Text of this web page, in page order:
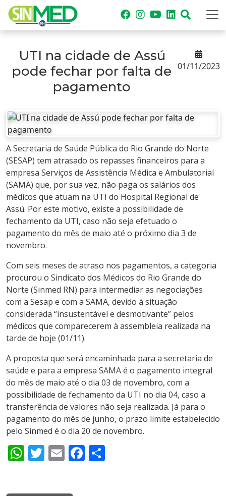
UTI na cidade de Assú
pode fechar por falta de
pagamento
01/11/2023
A Secretaria de Saúde Pública do Rio Grande do Norte
(SESAP) tem atrasado os repasses financeiros para a
empresa Serviços de Assistência Médica e Ambulatorial
(SAMA) que, por sua vez, não paga os salários dos
médicos que atuam na UTI do Hospital Regional de
Assú. Por este motivo, existe a possibilidade de
fechamento da UTI, caso não seja efetuado o
pagamento do mês de maio até o próximo dia 3 de
novembro.
Com seis meses de atraso nos pagamentos, a categoria
procurou o Sindicato dos Médicos do Rio Grande do
Norte (Sinmed RN) para intermediar as negociações
com a Sesap e com a SAMA, devido à situação
considerada “insustentável e desmotivante” pelos
médicos que comparecerem à assembleia realizada na
tarde de hoje (01/11).
A proposta que será encaminhada para a secretaria de
saúde e para a empresa SAMA é o pagamento integral
do mês de maio até o dia 03 de novembro, com a
possibilidade de fechamento da UTI no dia 04, caso a
transferência de valores não seja realizada. Já para o
pagamento do mês de junho, o prazo limite estabelecido
pelo Sinmed é o dia 20 de novembro.
WhatsApp
Twitter
EmailFacebook